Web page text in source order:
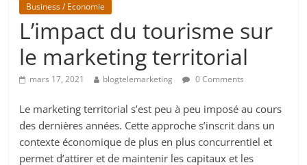
Business / Economie
L’impact du tourisme sur
le marketing territorial
mars 17, 2021 blogtelemarketing 0 Comments
Le marketing territorial s’est peu à peu imposé au cours
des dernières années. Cette approche s’inscrit dans un
contexte économique de plus en plus concurrentiel et
permet d’attirer et de maintenir les capitaux et les